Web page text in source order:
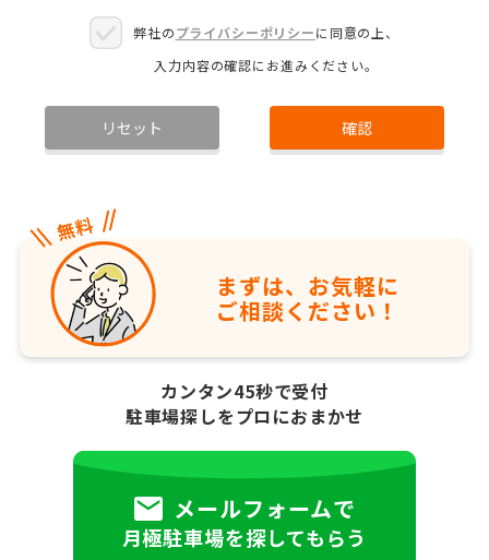
弊社のプライバシーポリシーに同意の上、
入力内容の確認にお進みください。
リセット 確認
まずは、お気軽に
ご相談ください！
カンタン45秒で受付
駐車場探しをプロにおまかせ
メールフォームで
月極駐車場を探してもらう